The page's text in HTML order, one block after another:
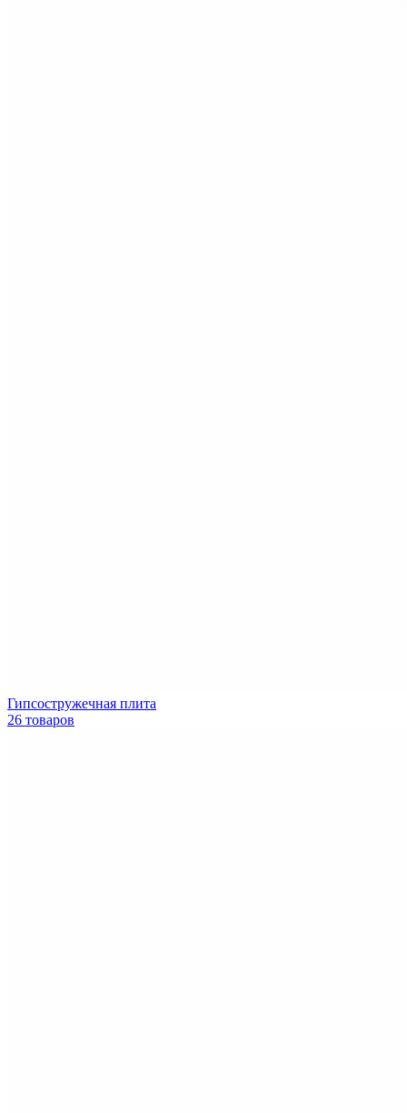
Гипсостружечная плита
26 товаров